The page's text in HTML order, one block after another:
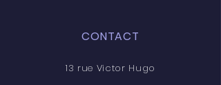
CONTACT
13 rue Victor Hugo